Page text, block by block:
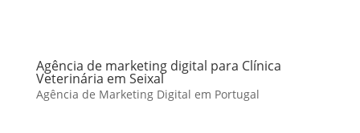
Agência de marketing digital para Clínica
Veterinária em Seixal
Agência de Marketing Digital em Portugal